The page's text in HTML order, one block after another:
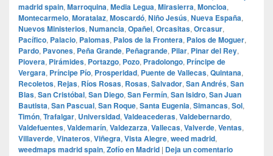
madrid spain, Marroquina, Media Legua, Mirasierra, Moncloa,
Montecarmelo, Moratalaz, Moscardó, Niño Jesús, Nueva España,
Nuevos Ministerios, Numancia, Opañel, Orcasitas, Orcasur,
Pacífico, Palacio, Palomas, Palos de la Frontera, Palos de Moguer,
Pardo, Pavones, Peña Grande, Peñagrande, Pilar, Pinar del Rey,
Piovera, Pirámides, Portazgo, Pozo, Pradolongo, Príncipe de
Vergara, Príncipe Pío, Prosperidad, Puente de Vallecas, Quintana,
Recoletos, Rejas, Ríos Rosas, Rosas, Salvador, San Andrés, San
Blas, San Cristóbal, San Diego, San Fermín, San Isidro, San Juan
Bautista, San Pascual, San Roque, Santa Eugenia, Simancas, Sol,
Timón, Trafalgar, Universidad, Valdeacederas, Valdebernardo,
Valdefuentes, Valdemarín, Valdezarza, Vallecas, Valverde, Ventas,
Villaverde, Vinateros, Viñegra, Vista Alegre, weed madrid,
weedmaps madrid spain, Zofío en Madrid | Deja un comentario